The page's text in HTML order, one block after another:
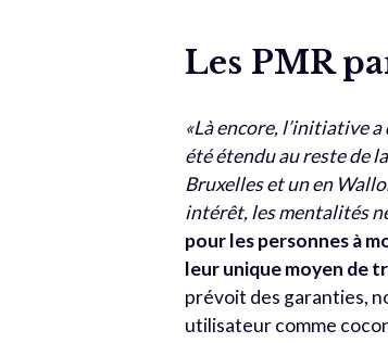
Les PMR
«Là encore, l’initiative
été étendu au reste de
Bruxelles et un en
intérêt, les mentalités
pour les personnes à
leur unique moyen de
prévoit des garanties,
utilisateur comme